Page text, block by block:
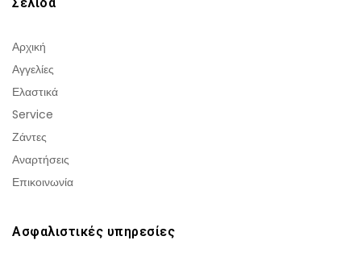
Αρχική
Αγγελίες
Ελαστικά
Service
Ζάντες
Αναρτήσεις
Επικοινωνία
Ασφαλιστικές υπηρεσίες